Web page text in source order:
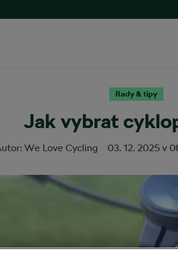
Rady & tipy
Jak vybrat
We Love Cycling 03. 12. 2025 v